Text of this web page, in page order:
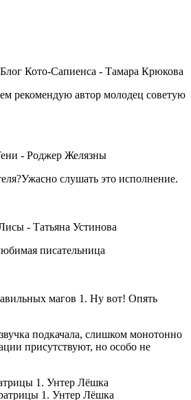
Кото-Сапиенса - Тамара Крюкова
рекомендую автор молодец советую
- Роджер Желязны
слушать это исполнение.
- Татьяна Устинова
писательница
магов 1. Ну вот! Опять
подкачала, слишком монотонно
присутствуют, но особо не
1. Унтер Лёшка